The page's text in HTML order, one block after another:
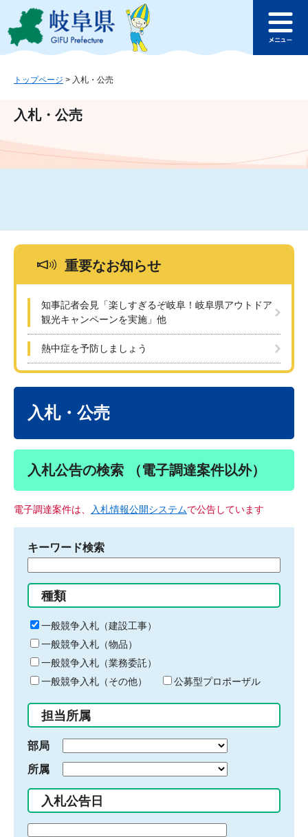
ジ
ュ
文
このページの本文へ
ュ
トップページ > 入札・公売
入札・公売
重要なお知らせ
知事記者会見「楽しすぎるぞ岐阜！岐阜県アウトドア
観光キャンペーンを実施」他
熱中症を予防しましょう
入札・公売
入札公告の検索 （電子調達案件以外）
電子調達案件は、 入札情報公開システムで公告しています
キーワード検索
る
キ
ー
ワ
ー
ド
入
力
種類
一般競争入札（建設工事）
一般競争入札（物品）
一般競争入札（業務委託）
一般競争入札（その他）
公募型プロポーザル
担当所属
部局
所属
入札公告日